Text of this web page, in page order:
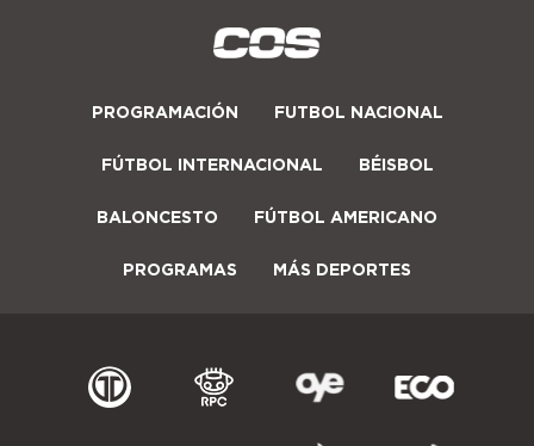
PROGRAMACIÓN FUTBOL NACIONAL
FÚTBOL INTERNACIONAL BÉISBOL
BALONCESTO FÚTBOL AMERICANO
PROGRAMAS MÁS DEPORTES